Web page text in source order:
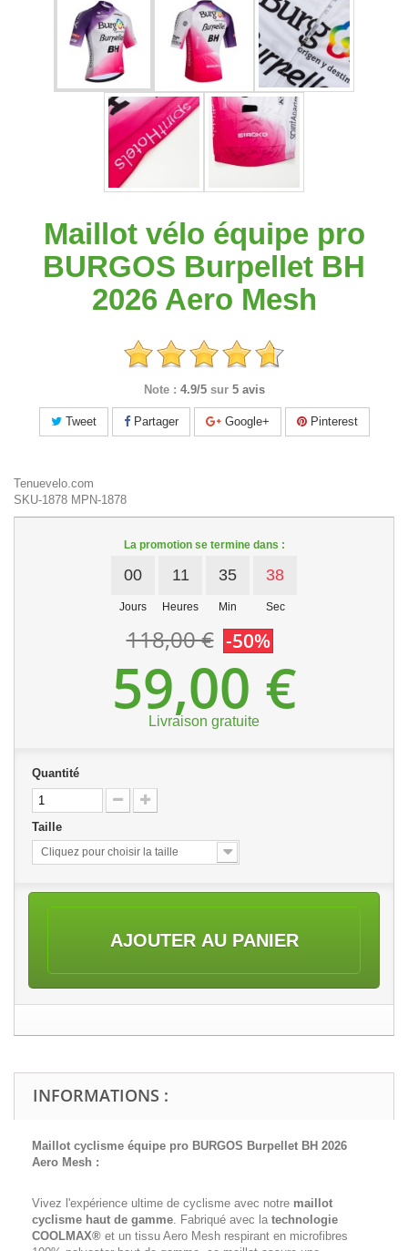
Maillot vélo équipe pro
BURGOS Burpellet BH
2026 Aero Mesh
Note : 4.9/5 sur 5 avis
Tweet Partager Google+ Pinterest
Tenuevelo.com
SKU-1878 MPN-1878
La promotion se termine dans :
00
Jours
11
Heures
35
Min
38
Sec
118,00 € -50%
59,00 €
Livraison gratuite
Quantité
Taille
Cliquez pour choisir la taille
AJOUTER AU PANIER
INFORMATIONS :
Maillot cyclisme équipe pro BURGOS Burpellet BH 2026
Aero Mesh :
Vivez l'expérience ultime de cyclisme avec notre maillot
cyclisme haut de gamme. Fabriqué avec la technologie
COOLMAX® et un tissu Aero Mesh respirant en microfibres